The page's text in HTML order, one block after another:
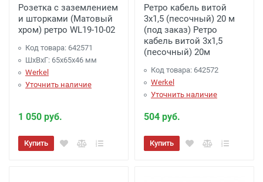
Розетка с заземлением
и шторками (Матовый
хром) ретро WL19-10-02
Код товара: 642571
ШхВхГ: 65x65x46 мм
Werkel
Уточнить наличие
1 050 руб.
Купить
Ретро кабель витой
3х1,5 (песочный) 20 м
(под заказ) Ретро
кабель витой 3х1,5
(песочный) 20м
Код товара: 642572
Werkel
Уточнить наличие
504 руб.
Купить